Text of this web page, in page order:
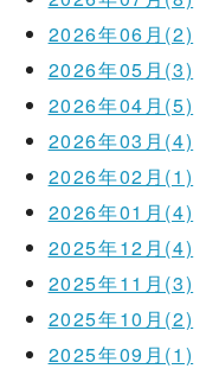
2026年06月(2)
2026年05月(3)
2026年04月(5)
2026年03月(4)
2026年02月(1)
2026年01月(4)
2025年12月(4)
2025年11月(3)
2025年10月(2)
2025年09月(1)